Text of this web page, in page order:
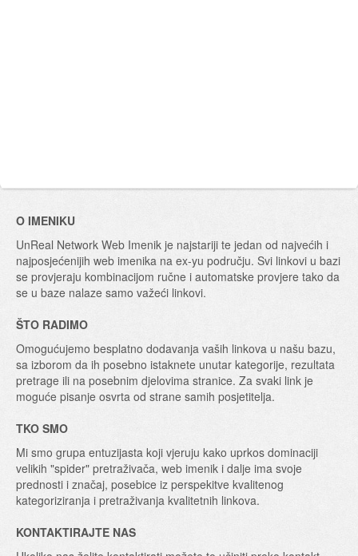
O IMENIKU
UnReal Network Web Imenik je najstariji te jedan od najvećih i
najposjećenijih web imenika na ex-yu području. Svi linkovi u bazi
se provjeraju kombinacijom ručne i automatske provjere tako da
se u baze nalaze samo važeći linkovi.
ŠTO RADIMO
Omogućujemo besplatno dodavanja vaših linkova u našu bazu,
sa izborom da ih posebno istaknete unutar kategorije, rezultata
pretrage ili na posebnim djelovima stranice. Za svaki link je
moguće pisanje osvrta od strane samih posjetitelja.
TKO SMO
Mi smo grupa entuzijasta koji vjeruju kako uprkos dominaciji
velikih "spider" pretraživača, web imenik i dalje ima svoje
prednosti i značaj, posebice iz perspekitve kvalitenog
kategoriziranja i pretraživanja kvalitetnih linkova.
KONTAKTIRAJTE NAS